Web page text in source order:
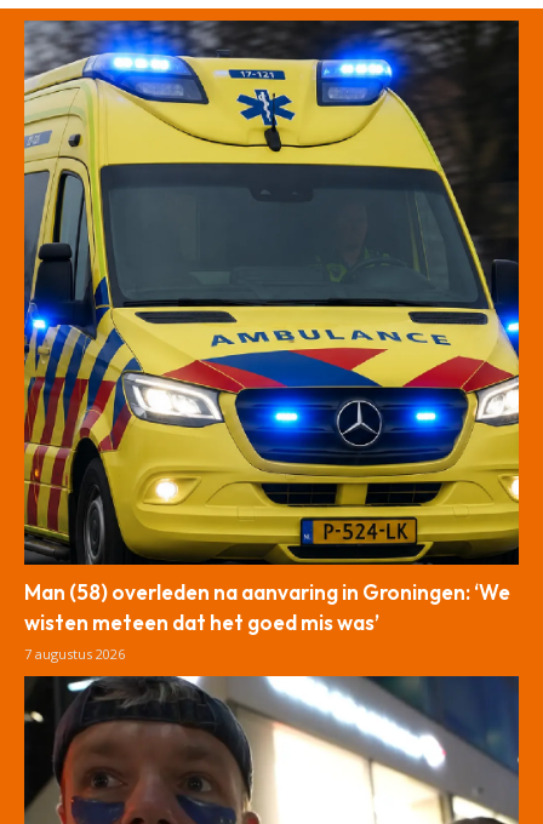
Man (58) overleden na aanvaring in Groningen: ‘We
wisten meteen dat het goed mis was’
7 augustus 2026